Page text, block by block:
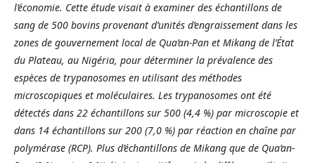
l’économie. Cette étude visait à examiner des échantillons de
sang de 500 bovins provenant d’unités d’engraissement dans les
zones de gouvernement local de Qua’an-Pan et Mikang de l’État
du Plateau, au Nigéria, pour déterminer la prévalence des
espèces de trypanosomes en utilisant des méthodes
microscopiques et moléculaires. Les trypanosomes ont été
détectés dans 22 échantillons sur 500 (4,4 %) par microscopie et
dans 14 échantillons sur 200 (7,0 %) par réaction en chaîne par
polymérase (RCP). Plus d’échantillons de Mikang que de Qua’an-